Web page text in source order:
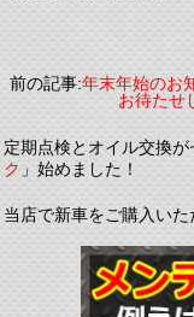
前の記事:年末年始のお
お待たせ
定期点検とオイル交換
ク」始めました！
当店で新車をご購入いた